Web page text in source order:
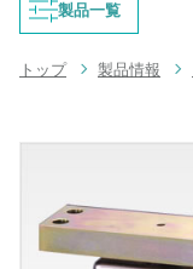
製品一覧
重量式フィーダ
台はかり
トップ 製品情報